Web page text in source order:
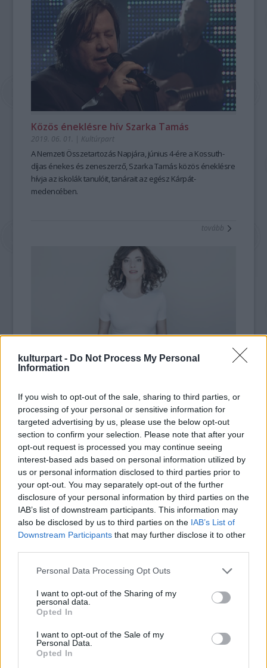
kulturpart - Do Not Process My Personal
Information
If you wish to opt-out of the sale, sharing to third parties, or
processing of your personal or sensitive information for
targeted advertising by us, please use the below opt-out
section to confirm your selection. Please note that after your
opt-out request is processed you may continue seeing
interest-based ads based on personal information utilized by
us or personal information disclosed to third parties prior to
your opt-out. You may separately opt-out of the further
disclosure of your personal information by third parties on the
IAB’s list of downstream participants. This information may
also be disclosed by us to third parties on the IAB’s List of
Downstream Participants that may further disclose it to other
Please note that this website/app uses one or more Google
not limited to your visit or usage behaviour. You may click to
grant or deny consent to Google and its third-party tags to
use your data for below specified purposes in below Google
consent section.
Personal Data Processing Opt Outs
I want to opt-out of the Sharing of my
personal data.
Opted In
I want to opt-out of the Sale of my
Personal Data.
Opted In
Közös éneklésre hív Szarka Tamás
2019. 06. 01. | Kultúrpart
A Nemzeti Összetartozás Napjára, június 4-ére a Kossuth-
díjas énekes és zeneszerző, Szarka Tamás közös éneklésre
hívja az iskolák tanulóit, tanárait az egész Kárpát-
medencében.
tovább
2017. 11. 30.|Kultúrpart
Szeder-Szabó Krisztina nem mindennapi helyzetekbe
sodorja magát új videóklipjében.
tovább
Tanulj a mesterektől!
2015. 11. 02.|Kultúrpart
2015. november 18-án folytatódik a Concerto Mesteriskola,